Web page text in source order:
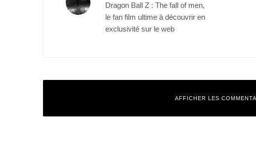
Dragon Ball Z : The fall of men,
le fan film ultime à découvrir en
exclusivité sur le web
AFFICHER LES